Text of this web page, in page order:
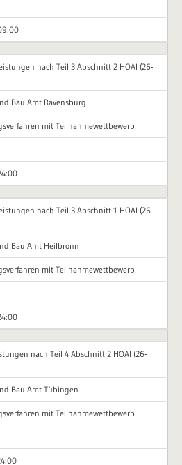
nach Teil 3 Abschnitt 2 HOAI (26-
Bau Amt Ravensburg
mit Teilnahmewettbewerb
nach Teil 3 Abschnitt 1 HOAI (26-
Bau Amt Heilbronn
mit Teilnahmewettbewerb
nach Teil 4 Abschnitt 2 HOAI (26-
Bau Amt Tübingen
mit Teilnahmewettbewerb